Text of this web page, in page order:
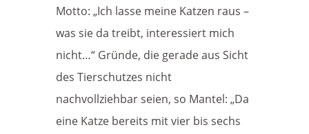
Motto: „Ich lasse meine Katzen raus –
was sie da treibt, interessiert mich
nicht…“ Gründe, die gerade aus Sicht
des Tierschutzes nicht
nachvollziehbar seien, so Mantel: „Da
eine Katze bereits mit vier bis sechs